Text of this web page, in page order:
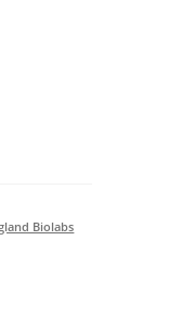
Biolabs